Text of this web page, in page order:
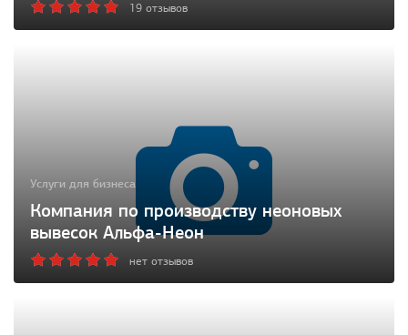
19 отзывов
Услуги для бизнеса
Компания по производству неоновых
вывесок Альфа-Неон
нет отзывов